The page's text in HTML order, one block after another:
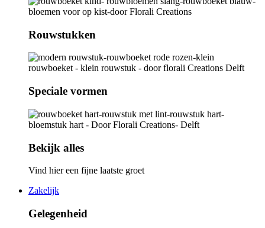
Rouwstukken
Speciale vormen
Bekijk alles
Vind hier een fijne laatste groet
Zakelijk
Gelegenheid